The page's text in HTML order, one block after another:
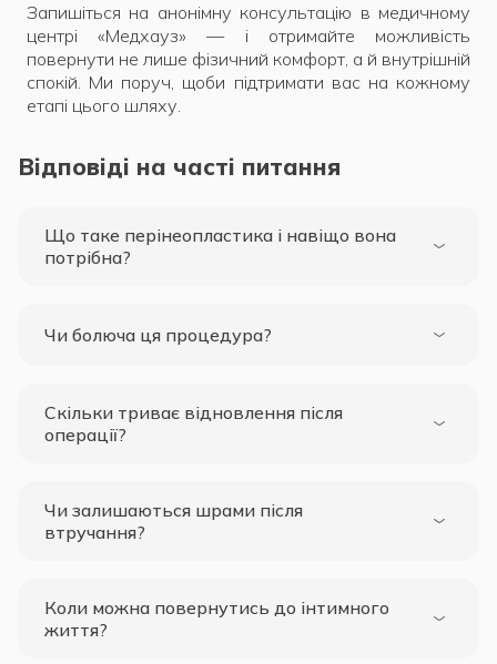
Запишіться на анонімну консультацію в медичному
центрі «Медхауз» — і отримайте можливість
повернути не лише фізичний комфорт, а й внутрішній
спокій. Ми поруч, щоби підтримати вас на кожному
етапі цього шляху.
Відповіді на часті питання
Що таке перінеопластика і навіщо вона
потрібна?
Чи болюча ця процедура?
Скільки триває відновлення після
операції?
Чи залишаються шрами після
втручання?
Коли можна повернутись до інтимного
життя?